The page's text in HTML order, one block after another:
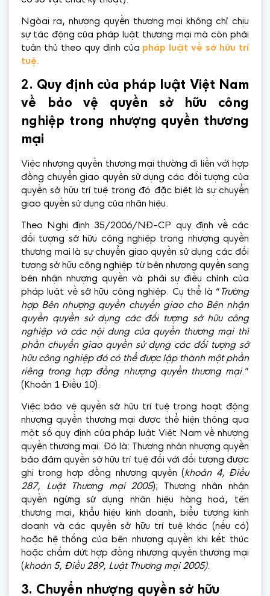
Ngòai ra, nhượng quyền thương mại không chỉ chịu
sự tác động của pháp luật thương mại mà còn phải
tuân thủ theo quy định của pháp luật về sở hữu trí
tuệ.
2. Quy định của pháp luật Việt Nam
về bảo vệ quyền sở hữu công
nghiệp trong nhượng quyền thương
mại
Việc nhượng quyền thương mại thường đi liền với hợp
đồng chuyển giao quyền sử dụng các đối tượng của
quyền sở hữu trí tuệ trong đó đặc biệt là sự chuyển
giao quyền sử dụng của nhãn hiệu.
Theo Nghị định 35/2006/NĐ-CP quy định về các
đối tượng sở hữu công nghiệp trong nhượng quyền
thương mại là sự chuyển giao quyền sử dụng các đối
tượng sở hữu công nghiệp từ bên nhượng quyền sang
bên nhận nhượng quyền và phải sự điều chỉnh của
pháp luật về sở hữu công nghiệp. Cụ thể là “ Trường
hợp Bên nhượng quyền chuyển giao cho Bên nhận
quyền quyền sử dụng các đối tượng sở hữu công
nghiệp và các nội dung của quyền thương mại thì
phần chuyển giao quyền sử dụng các đối tượng sở
hữu công nghiệp đó có thể được lập thành một phần
riêng trong hợp đồng nhượng quyền thương mại.”
(Khoản 1 Điều 10).
Việc bảo vệ quyền sở hữu trí tuệ trong hoạt động
nhượng quyền thương mại được thể hiện thông qua
một số quy định của pháp luật Việt Nam về nhượng
quyền thương mại. Đó là: Thương nhân nhượng quyền
bảo đảm quyền sở hữu trí tuệ đối với đối tượng được
ghi trong hợp đồng nhượng quyền (khoản 4, Điều
287, Luật Thương mại 2005); Thương nhân nhận
quyền ngừng sử dụng nhãn hiệu hàng hoá, tên
thương mại, khẩu hiệu kinh doanh, biểu tượng kinh
doanh và các quyền sở hữu trí tuệ khác (nếu có)
hoặc hệ thống của bên nhượng quyền khi kết thúc
hoặc chấm dứt hợp đồng nhượng quyền thương mại
(khoản 5, Điều 289, Luật Thương mại 2005).
3. Chuyển nhượng quyền sở hữu